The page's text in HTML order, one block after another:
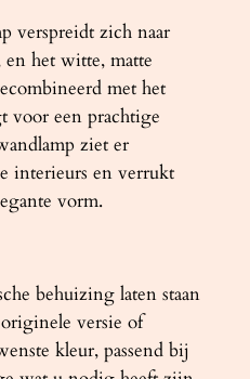
verspreidt zich naar
en het witte, matte
met het
voor een prachtige
ziet er
interieurs en verrukt
vorm.
behuizing laten staan
versie of
kleur, passend bij